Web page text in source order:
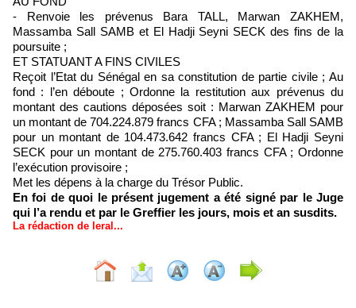
- Renvoie les prévenus Bara TALL, Marwan ZAKHEM,
Massamba Sall SAMB et El Hadji Seyni SECK des fins de la
poursuite ;
ET STATUANT A FINS CIVILES
Reçoit l’Etat du Sénégal en sa constitution de partie civile ; Au
fond : l’en déboute ; Ordonne la restitution aux prévenus du
montant des cautions déposées soit : Marwan ZAKHEM pour
un montant de 704.224.879 francs CFA ; Massamba Sall SAMB
pour un montant de 104.473.642 francs CFA ; El Hadji Seyni
SECK pour un montant de 275.760.403 francs CFA ; Ordonne
l’exécution provisoire ;
Met les dépens à la charge du Trésor Public.
En foi de quoi le présent jugement a été signé par le Juge
qui l’a rendu et par le Greffier les jours, mois et an susdits.
La rédaction de leral...